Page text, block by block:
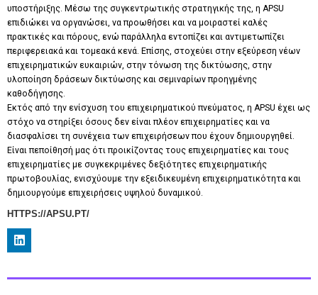
υποστήριξης. Μέσω της συγκεντρωτικής στρατηγικής της, η APSU
επιδιώκει να οργανώσει, να προωθήσει και να μοιραστεί καλές
πρακτικές και πόρους, ενώ παράλληλα εντοπίζει και αντιμετωπίζει
περιφερειακά και τομεακά κενά. Επίσης, στοχεύει στην εξεύρεση νέων
επιχειρηματικών ευκαιριών, στην τόνωση της δικτύωσης, στην
υλοποίηση δράσεων δικτύωσης και σεμιναρίων προηγμένης
καθοδήγησης.
Εκτός από την ενίσχυση του επιχειρηματικού πνεύματος, η APSU έχει ως
στόχο να στηρίξει όσους δεν είναι πλέον επιχειρηματίες και να
διασφαλίσει τη συνέχεια των επιχειρήσεων που έχουν δημιουργηθεί.
Είναι πεποίθησή μας ότι προικίζοντας τους επιχειρηματίες και τους
επιχειρηματίες με συγκεκριμένες δεξιότητες επιχειρηματικής
πρωτοβουλίας, ενισχύουμε την εξειδικευμένη επιχειρηματικότητα και
δημιουργούμε επιχειρήσεις υψηλού δυναμικού.
HTTPS://APSU.PT/